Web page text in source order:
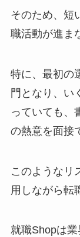
そのため、短
職活動が進ま
特に、最初の
門となり、い
っていても、
の熱意を面接
このようなリ
用しながら転
就職Shopは